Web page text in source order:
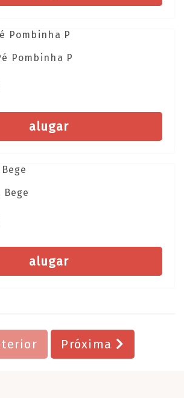
Pombinha P
alugar
Bege
alugar
Próxima